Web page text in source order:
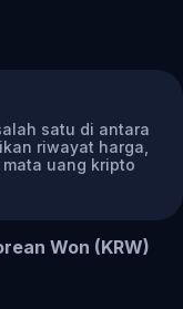
satu di antara
riwayat harga,
uang kripto
Won (KRW)